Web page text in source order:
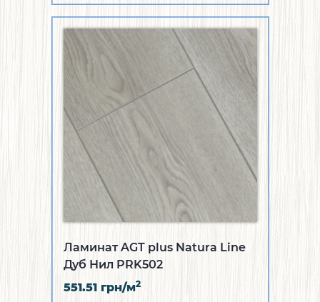
Ламинат AGT plus Natura Line
Дуб Нил PRK502
551.51 грн/м2